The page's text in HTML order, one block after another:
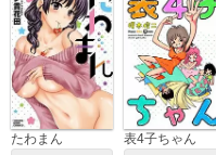
たわまん 表4子ちゃん